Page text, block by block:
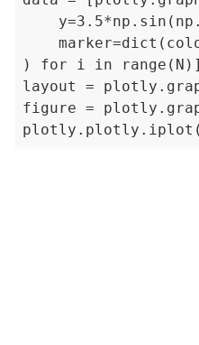
) for i in range(N)]
layout =
figure =